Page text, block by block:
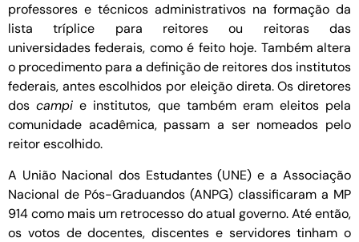
professores e técnicos administrativos na formação da
lista tríplice para reitores ou reitoras das
universidades federais, como é feito hoje. Também altera
o procedimento para a definição de reitores dos institutos
federais, antes escolhidos por eleição direta. Os diretores
doscampi e institutos, que também eram eleitos pela
comunidade acadêmica, passam a ser nomeados pelo
reitor escolhido.
A União Nacional dos Estudantes (UNE) e a Associação
Nacional de Pós-Graduandos (ANPG) classificaram a MP
914 como mais um retrocesso do atual governo. Até então,
os votos de docentes, discentes e servidores tinham o